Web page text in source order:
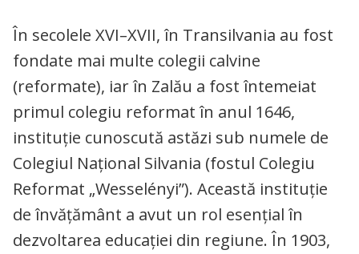
În secolele XVI–XVII, în Transilvania au fost
fondate mai multe colegii calvine
(reformate), iar în Zalău a fost întemeiat
primul colegiu reformat în anul 1646,
instituție cunoscută astăzi sub numele de
Colegiul Național Silvania (fostul Colegiu
Reformat „Wesselényi”). Această instituție
de învățământ a avut un rol esențial în
dezvoltarea educației din regiune. În 1903,